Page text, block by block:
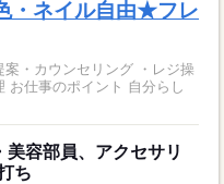
・ネイル自由★フレ
案・カウンセリング ・レジ操
お仕事のポイント 自分らし
容部員、アクセサリ
ち